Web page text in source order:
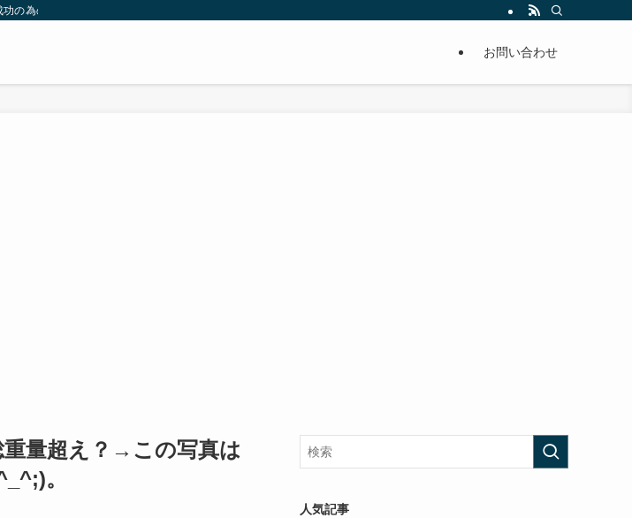
の為の秘訣等。太ったり悩んでいる方々が簡単に痩せることが出来るように分かりやすくまとめています。
お問い合わせ
重量超え？→この写真は
。
人気記事